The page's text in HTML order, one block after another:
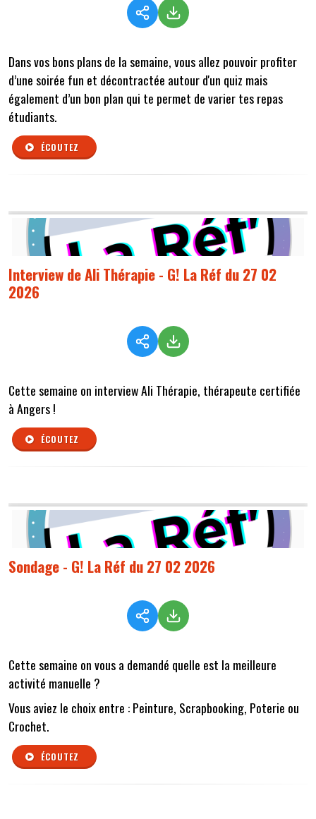
Dans vos bons plans de la semaine, vous allez pouvoir profiter
d’une soirée fun et décontractée autour d'un quiz mais
également d’un bon plan qui te permet de varier tes repas
étudiants.
ÉCOUTEZ
Interview de Ali Thérapie - G! La Réf du 27 02
2026
Cette semaine on interview Ali Thérapie, thérapeute certifiée
à Angers !
ÉCOUTEZ
Sondage - G! La Réf du 27 02 2026
Cette semaine on vous a demandé quelle est la meilleure
activité manuelle ?
Vous aviez le choix entre :Peinture, Scrapbooking, Poterie ou
Crochet.
ÉCOUTEZ